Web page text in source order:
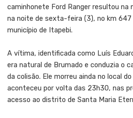
caminhonete Ford Ranger resultou na
na noite de sexta-feira (3), no km 647
município de Itapebi.
A vítima, identificada como Luís
era natural de Brumado e conduzia o
da colisão. Ele morreu ainda no local
aconteceu por volta das 23h30, nas
acesso ao distrito de Santa Maria